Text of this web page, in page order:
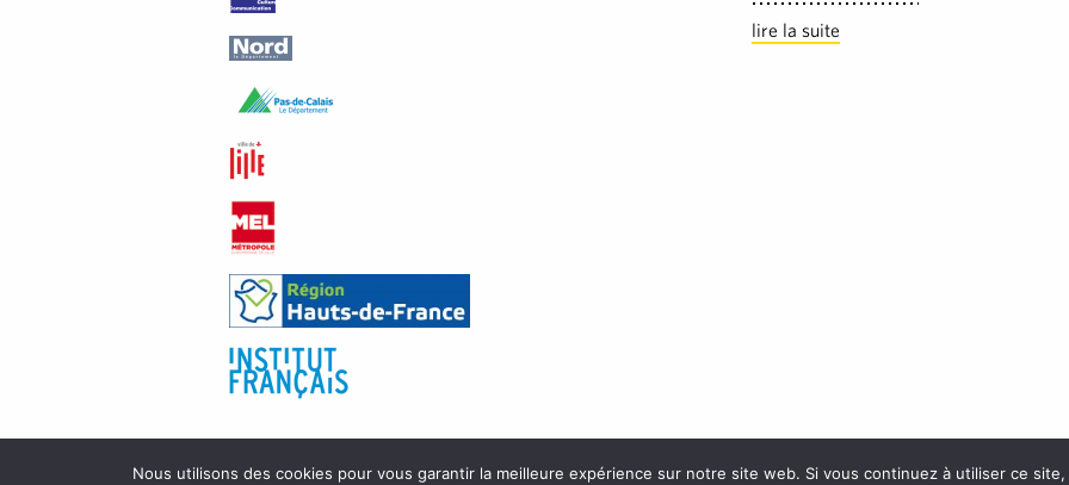
lire la suite
Nous utilisons des cookies pour vous garantir la meilleure expérience sur notre site web. Si vous continuez à utiliser ce